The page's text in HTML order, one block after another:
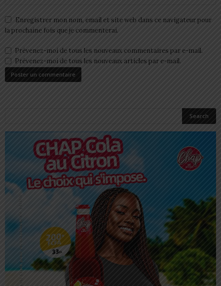
Enregistrer mon nom, email et site web dans ce navigateur pour
la prochaine fois que je commenterai.
Prévenez-moi de tous les nouveaux commentaires par e-mail.
Prévenez-moi de tous les nouveaux articles par e-mail.